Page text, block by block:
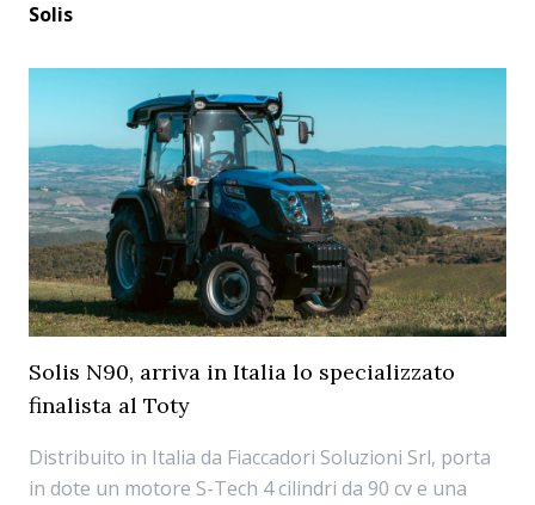
Solis
Solis N90, arriva in Italia lo specializzato
finalista al Toty
Distribuito in Italia da Fiaccadori Soluzioni Srl, porta
in dote un motore S-Tech 4 cilindri da 90 cv e una